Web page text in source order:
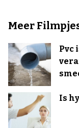
Meer
Pvc
Is